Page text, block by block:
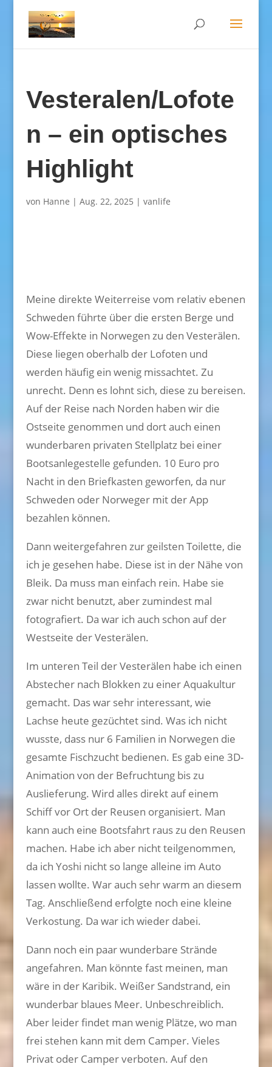
Vesteralen/Lofote
n – ein optisches
Highlight
von Hanne | Aug. 22, 2025 | vanlife
Meine direkte Weiterreise vom relativ ebenen
Schweden führte über die ersten Berge und
Wow-Effekte in Norwegen zu den Vesterälen.
Diese liegen oberhalb der Lofoten und
werden häufig ein wenig missachtet. Zu
unrecht. Denn es lohnt sich, diese zu bereisen.
Auf der Reise nach Norden haben wir die
Ostseite genommen und dort auch einen
wunderbaren privaten Stellplatz bei einer
Bootsanlegestelle gefunden. 10 Euro pro
Nacht in den Briefkasten geworfen, da nur
Schweden oder Norweger mit der App
bezahlen können.
Dann weitergefahren zur geilsten Toilette, die
ich je gesehen habe. Diese ist in der Nähe von
Bleik. Da muss man einfach rein. Habe sie
zwar nicht benutzt, aber zumindest mal
fotografiert. Da war ich auch schon auf der
Westseite der Vesterälen.
Im unteren Teil der Vesterälen habe ich einen
Abstecher nach Blokken zu einer Aquakultur
gemacht. Das war sehr interessant, wie
Lachse heute gezüchtet sind. Was ich nicht
wusste, dass nur 6 Familien in Norwegen die
gesamte Fischzucht bedienen. Es gab eine 3D-
Animation von der Befruchtung bis zu
Auslieferung. Wird alles direkt auf einem
Schiff vor Ort der Reusen organisiert. Man
kann auch eine Bootsfahrt raus zu den Reusen
machen. Habe ich aber nicht teilgenommen,
da ich Yoshi nicht so lange alleine im Auto
lassen wollte. War auch sehr warm an diesem
Tag. Anschließend erfolgte noch eine kleine
Verkostung. Da war ich wieder dabei.
Dann noch ein paar wunderbare Strände
angefahren. Man könnte fast meinen, man
wäre in der Karibik. Weißer Sandstrand, ein
wunderbar blaues Meer. Unbeschreiblich.
Aber leider findet man wenig Plätze, wo man
frei stehen kann mit dem Camper. Vieles
Privat oder Camper verboten. Auf den